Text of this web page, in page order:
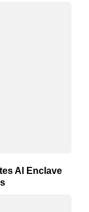
Al Enclave